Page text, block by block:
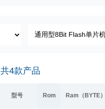
共4款产品
型号 Rom Ram（BYTE）